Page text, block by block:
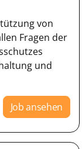
von
Fragen der
und
Job ansehen